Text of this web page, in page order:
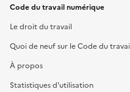
Code du travail numérique
Le droit du travail
Quoi de neuf sur le Code du
À propos
Statistiques d'utilisation